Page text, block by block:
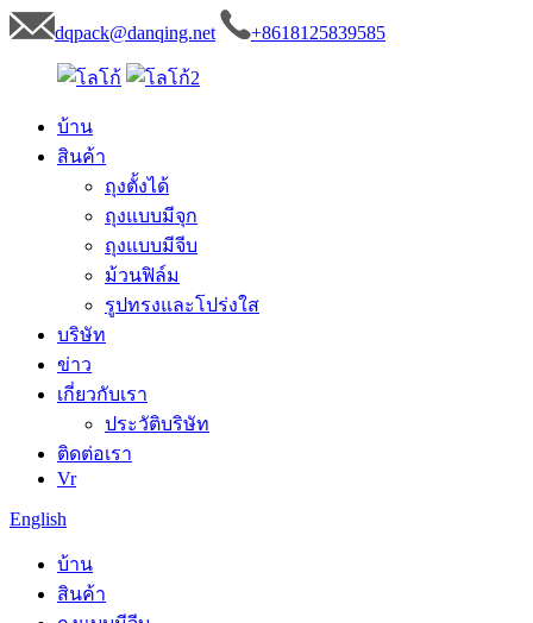
dqpack@danqing.net +8618125839585
บ้าน
สินค้า
ถุงตั้งได้
ถุงแบบมีจุก
ถุงแบบมีจีบ
ม้วนฟิล์ม
รูปทรงและโปร่งใส
บริษัท
ข่าว
เกี่ยวกับเรา
ประวัติบริษัท
ติดต่อเรา
Vr
English
บ้าน
สินค้า